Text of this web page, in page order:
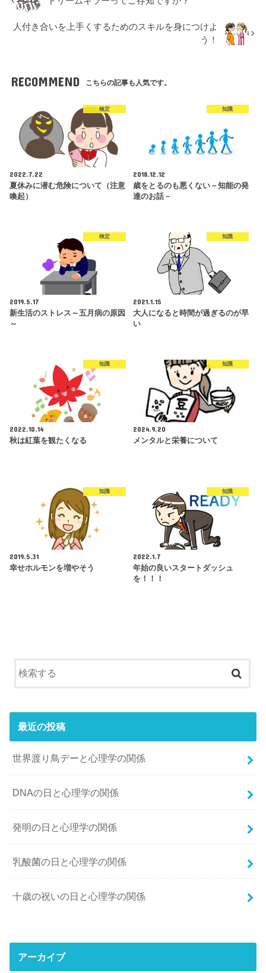
人付き合いを上手くするためのスキルを身につけよ
う！
RECOMMEND こちらの記事も人気です。
検定
2022.7.22
夏休みに潜む危険について（注意
喚起）
知識
2018.12.12
歳をとるのも悪くない－知能の発
達のお話－
検定
2019.5.17
新生活のストレス～五月病の原因
～
知識
2021.1.15
大人になると時間が過ぎるのが早
い
知識
2022.10.14
秋は紅葉を観たくなる
知識
2024.9.20
メンタルと栄養について
知識
2019.5.31
幸せホルモンを増やそう
知識
2022.1.7
年始の良いスタートダッシュ
を！！！
最近の投稿
世界渡り鳥デーと心理学の関係
DNAの日と心理学の関係
発明の日と心理学の関係
乳酸菌の日と心理学の関係
十歳の祝いの日と心理学の関係
アーカイブ